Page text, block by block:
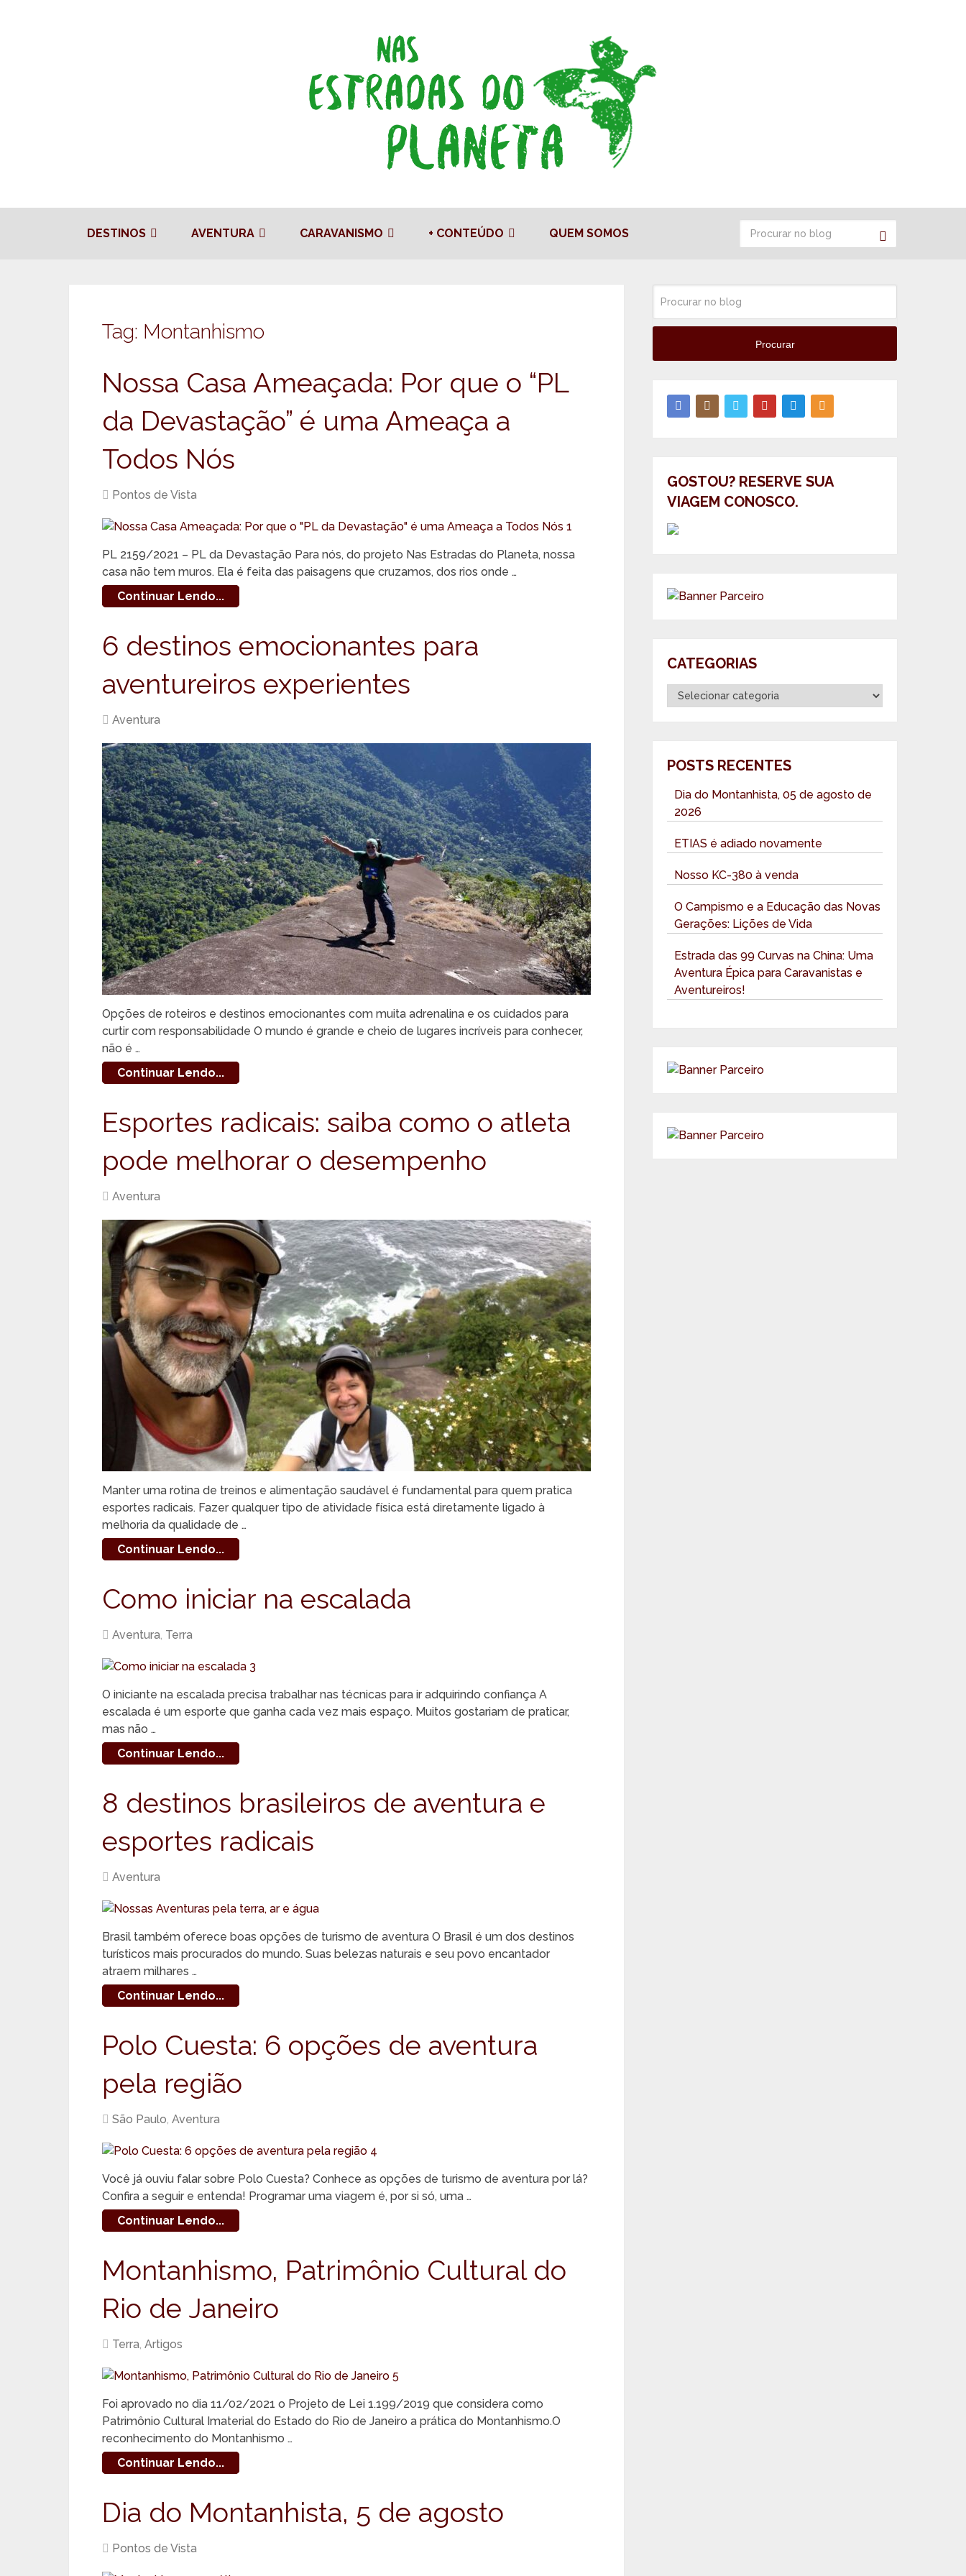
DESTINOS AVENTURA CARAVANISMO + CONTEÚDO QUEM SOMOS
Tag: Montanhismo
Nossa Casa Ameaçada: Por que o “PL
da Devastação” é uma Ameaça a
Todos Nós
Pontos de Vista
PL 2159/2021 – PL da Devastação Para nós, do projeto Nas Estradas do Planeta, nossa
casa não tem muros. Ela é feita das paisagens que cruzamos, dos rios onde …
Continuar Lendo...
6 destinos emocionantes para
aventureiros experientes
Aventura
Opções de roteiros e destinos emocionantes com muita adrenalina e os cuidados para
curtir com responsabilidade O mundo é grande e cheio de lugares incríveis para conhecer,
não é …
Continuar Lendo...
Esportes radicais: saiba como o atleta
pode melhorar o desempenho
Aventura
Manter uma rotina de treinos e alimentação saudável é fundamental para quem pratica
esportes radicais. Fazer qualquer tipo de atividade física está diretamente ligado à
melhoria da qualidade de …
Continuar Lendo...
Como iniciar na escalada
Aventura, Terra
O iniciante na escalada precisa trabalhar nas técnicas para ir adquirindo confiança A
escalada é um esporte que ganha cada vez mais espaço. Muitos gostariam de praticar,
mas não …
Continuar Lendo...
8 destinos brasileiros de aventura e
esportes radicais
Aventura
Brasil também oferece boas opções de turismo de aventura O Brasil é um dos destinos
turísticos mais procurados do mundo. Suas belezas naturais e seu povo encantador
atraem milhares …
Continuar Lendo...
Polo Cuesta: 6 opções de aventura
pela região
São Paulo, Aventura
Você já ouviu falar sobre Polo Cuesta? Conhece as opções de turismo de aventura por lá?
Confira a seguir e entenda! Programar uma viagem é, por si só, uma …
Continuar Lendo...
Montanhismo, Patrimônio Cultural do
Rio de Janeiro
Terra, Artigos
Foi aprovado no dia 11/02/2021 o Projeto de Lei 1.199/2019 que considera como
Patrimônio Cultural Imaterial do Estado do Rio de Janeiro a prática do Montanhismo.O
reconhecimento do Montanhismo …
Continuar Lendo...
Dia do Montanhista, 5 de agosto
Pontos de Vista
Procurar
GOSTOU? RESERVE SUA
VIAGEM CONOSCO.
CATEGORIAS
Categorias
POSTS RECENTES
Dia do Montanhista, 05 de agosto de
2026
ETIAS é adiado novamente
Nosso KC-380 à venda
O Campismo e a Educação das Novas
Gerações: Lições de Vida
Estrada das 99 Curvas na China: Uma
Aventura Épica para Caravanistas e
Aventureiros!